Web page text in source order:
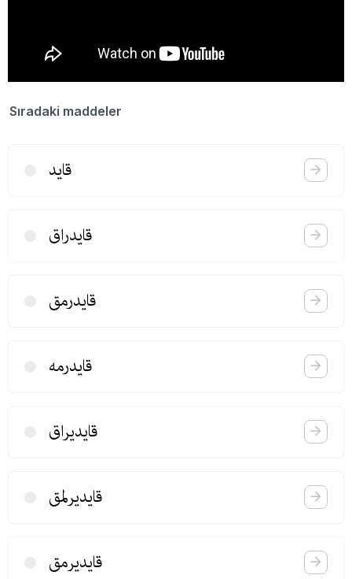
Sıradaki maddeler
قاید
قایدراق
قایدرمق
قایدرمه
قایدیراق
قایدیرلمق
قایدیرمق